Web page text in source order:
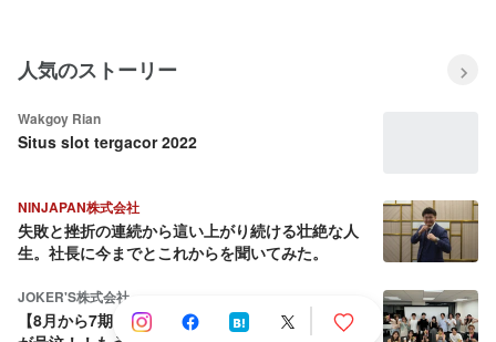
人気のストーリー
Wakgoy Rian
Situs slot tergacor 2022
NINJAPAN株式会社
失敗と挫折の連続から這い上がり続ける壮絶な人
生。社長に今までとこれからを聞いてみた。
JOKER'S株式会社
【8月から7期目へ】会社を売却しようとした社長